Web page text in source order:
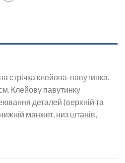
стрічка клейова-павутинка.
Клейову павутинку
деталей (верхній та
манжет, низ штанів,